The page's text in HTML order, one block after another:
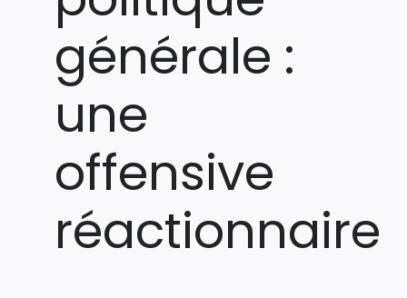
générale :
une
offensive
réactionnaire